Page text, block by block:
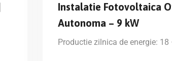
Instalatie Fotovoltaica
Autonoma – 9 kW
Productie zilnica de energie: